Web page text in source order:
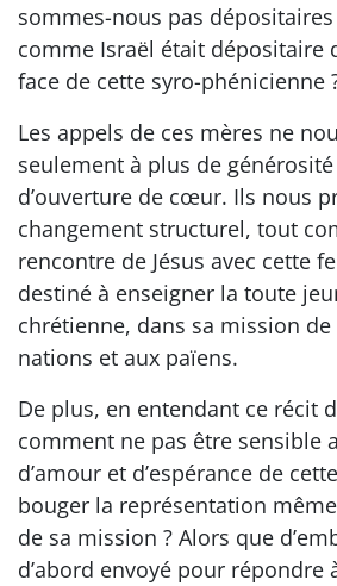
sommes-nous pas dépositaires
comme Israël était dépositaire
face de cette syro-phénicienne
Les appels de ces mères ne
seulement à plus de
d’ouverture de cœur. Ils nous
changement structurel, tout
rencontre de Jésus avec cette
destiné à enseigner la toute
chrétienne, dans sa mission de
nations et aux païens.
De plus, en entendant ce récit
comment ne pas être sensible
d’amour et d’espérance de
bouger la représentation
de sa mission ? Alors que
d’abord envoyé pour répondre